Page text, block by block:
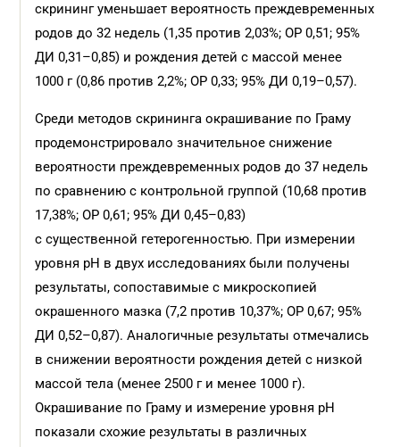
скрининг уменьшает вероятность преждевременных
родов до 32 недель (1,35 против 2,03%; ОР 0,51; 95%
ДИ 0,31–0,85) и рождения детей с массой менее
1000 г (0,86 против 2,2%; ОР 0,33; 95% ДИ 0,19–0,57).
Среди методов скрининга окрашивание по Граму
продемонстрировало значительное снижение
вероятности преждевременных родов до 37 недель
по сравнению с контрольной группой (10,68 против
17,38%; ОР 0,61; 95% ДИ 0,45–0,83)
с существенной гетерогенностью. При измерении
уровня pH в двух исследованиях были получены
результаты, сопоставимые с микроскопией
окрашенного мазка (7,2 против 10,37%; ОР 0,67; 95%
ДИ 0,52–0,87). Аналогичные результаты отмечались
в снижении вероятности рождения детей с низкой
массой тела (менее 2500 г и менее 1000 г).
Окрашивание по Граму и измерение уровня pH
показали схожие результаты в различных